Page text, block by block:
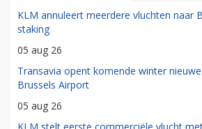
KLM annuleert meerdere vluchten naar
staking
05 aug 26
Transavia opent komende winter
Brussels Airport
05 aug 26